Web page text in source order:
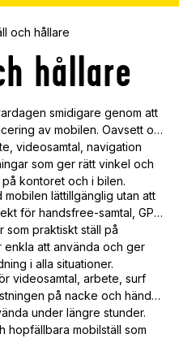
och hållare
hållare
smidigare genom att
av mobilen. Oavsett om
videosamtal, navigation
som ger rätt vinkel och
kontoret och i bilen.
lättillgänglig utan att
för handsfree-samtal, GPS-
som praktiskt ställ på
enkla att använda och ger
i alla situationer.
videosamtal, arbete, surf
på nacke och händer
under längre stunder.
hopfällbara mobilställ som